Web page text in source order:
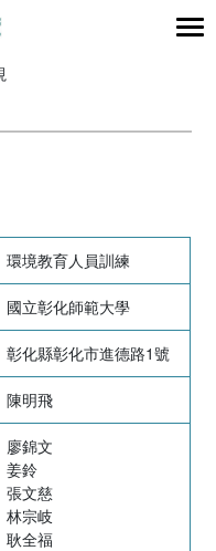
環境教育人員訓練
國立彰化師範大學
彰化縣彰化市進德路1號
陳明飛
廖錦文
姜鈴
張文慈
林宗岐
耿全福